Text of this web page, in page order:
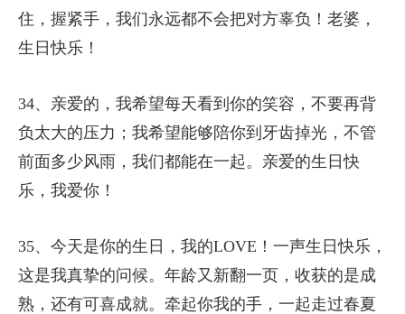
住，握紧手，我们永远都不会把对方辜负！老婆，
生日快乐！
34、亲爱的，我希望每天看到你的笑容，不要再背
负太大的压力；我希望能够陪你到牙齿掉光，不管
前面多少风雨，我们都能在一起。亲爱的生日快
乐，我爱你！
35、今天是你的生日，我的LOVE！一声生日快乐，
这是我真挚的问候。年龄又新翻一页，收获的是成
熟，还有可喜成就。牵起你我的手，一起走过春夏